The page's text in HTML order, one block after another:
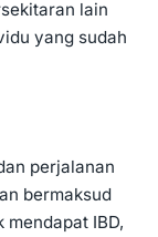
lain
yang sudah
perjalanan
bermaksud
IBD,